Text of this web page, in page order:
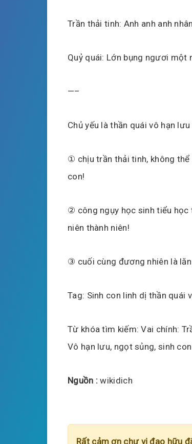
Trần thải tinh: Anh anh anh
Quỷ quái: Lớn bụng ngươi một
—–
Chủ yếu là thần quái vô hạn
① chịu trần thải tinh, không
con!
② công ngụy học sinh tiểu học
niên thành niên!
③ cuối cùng đương nhiên là
Tag: Sinh con linh dị thần quái
Từ khóa tìm kiếm: Vai chính:
Vô hạn lưu, ngọt sủng, sinh con
Nguồn :wikidich
Rất cảm ơn chư vị đạo hữu